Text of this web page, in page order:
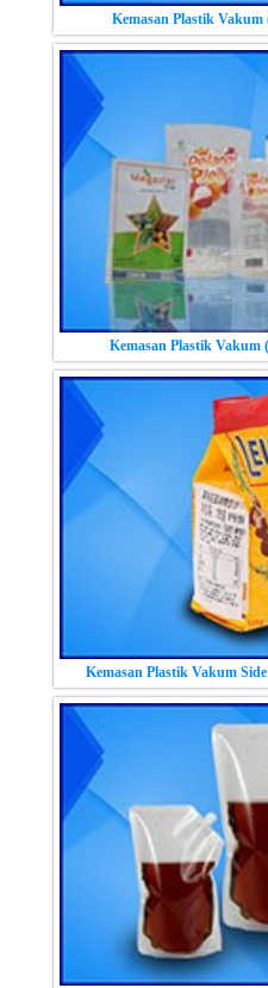
Kemasan Plastik Vakum
Kemasan Plastik Vakum
Kemasan Plastik Vakum